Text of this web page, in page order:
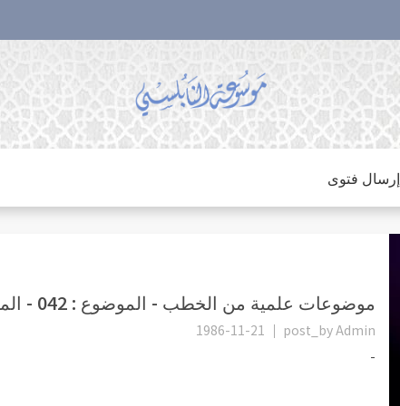
إرسال فتوى
موضوعات علمية من الخطب - الموضوع : 042 - المثانة
post_byAdmin
1986-11-21
-